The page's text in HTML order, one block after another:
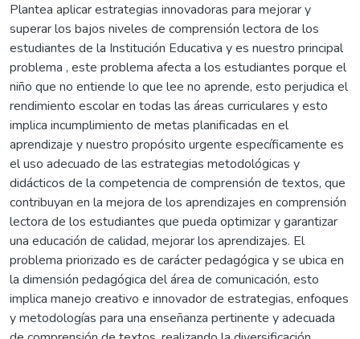
Plantea aplicar estrategias innovadoras para mejorar y
superar los bajos niveles de comprensión lectora de los
estudiantes de la Institución Educativa y es nuestro principal
problema , este problema afecta a los estudiantes porque el
niño que no entiende lo que lee no aprende, esto perjudica el
rendimiento escolar en todas las áreas curriculares y esto
implica incumplimiento de metas planificadas en el
aprendizaje y nuestro propósito urgente específicamente es
el uso adecuado de las estrategias metodológicas y
didácticos de la competencia de comprensión de textos, que
contribuyan en la mejora de los aprendizajes en comprensión
lectora de los estudiantes que pueda optimizar y garantizar
una educación de calidad, mejorar los aprendizajes. El
problema priorizado es de carácter pedagógica y se ubica en
la dimensión pedagógica del área de comunicación, esto
implica manejo creativo e innovador de estrategias, enfoques
y metodologías para una enseñanza pertinente y adecuada